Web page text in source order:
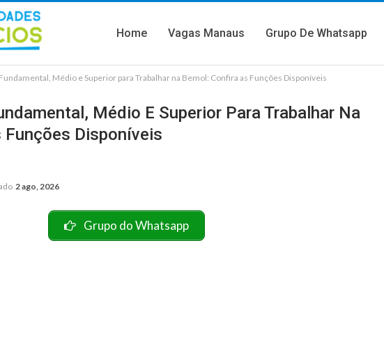
Home Vagas Manaus Grupo De Whatsapp
Médio e Superior para Trabalhar na Bemol: Confira as Funções Disponíveis
Médio E Superior Para Trabalhar Na
Funções Disponíveis
2 ago, 2026
Grupo do Whatsapp